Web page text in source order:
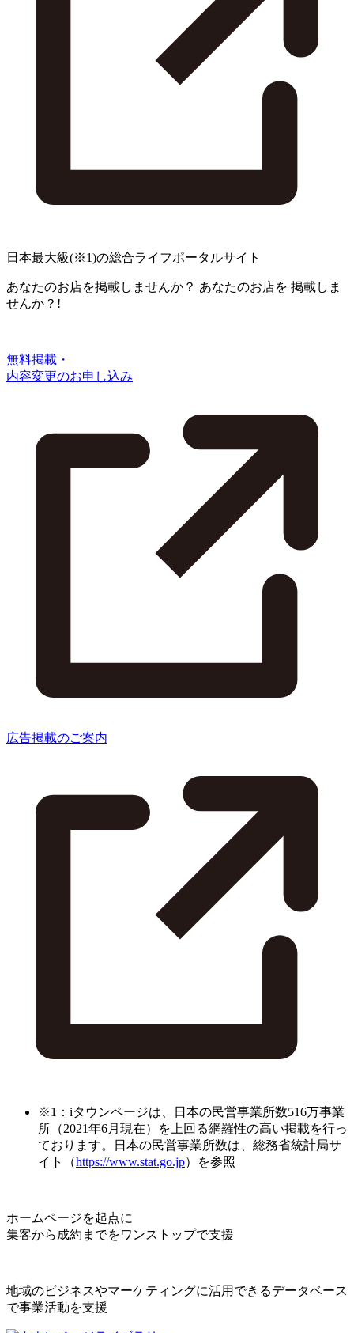
日本最大級(※1)の総合ライフポータルサイト
あなたのお店を掲載しませんか？ あなたのお店を 掲載しま
せんか？!
無料掲載・
内容変更のお申し込み
広告掲載のご案内
※1：iタウンページは、日本の民営事業所数516万事業
所（2021年6月現在）を上回る網羅性の高い掲載を行っ
ております。日本の民営事業所数は、総務省統計局サ
イト（https://www.stat.go.jp）を参照
ホームページを起点に
集客から成約までをワンストップで支援
地域のビジネスやマーケティングに活用できるデータベース
で事業活動を支援